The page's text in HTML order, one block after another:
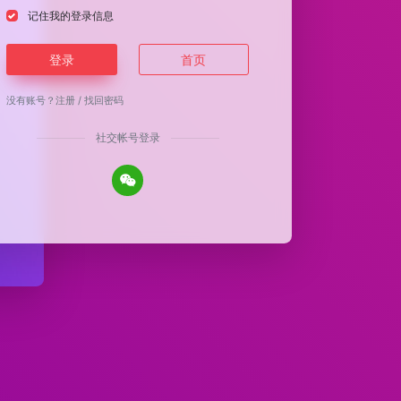
记住我的登录信息
登录 首页
没有账号？注册 /找回密码
社交帐号登录